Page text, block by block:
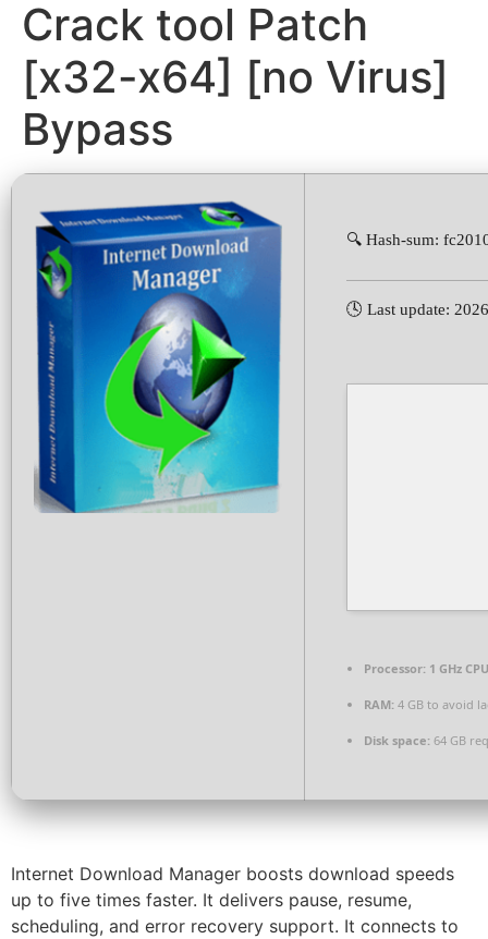
Crack tool Patch
[x32-x64] [no Virus]
Bypass
🔍 Hash-sum:
🕓 Last update:
Processor: 1 GHz
RAM: 4 GB to avoid
Disk space: 64 GB
Internet Download Manager boosts download speeds
up to five times faster. It delivers pause, resume,
scheduling, and error recovery support. It connects to